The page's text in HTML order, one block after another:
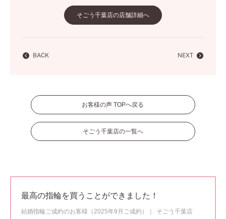
そごう千葉店の店舗詳細へ
BACK NEXT
お客様の声 TOPへ戻る
そごう千葉店の一覧へ
最高の指輪を買うことができました！
結婚指輪ご成約のお客様（2025年9月ご成約）
そごう千葉店